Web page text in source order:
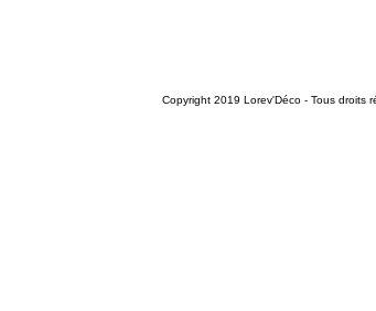
© Copyright 2019 Lorev'Déco - Tous droits